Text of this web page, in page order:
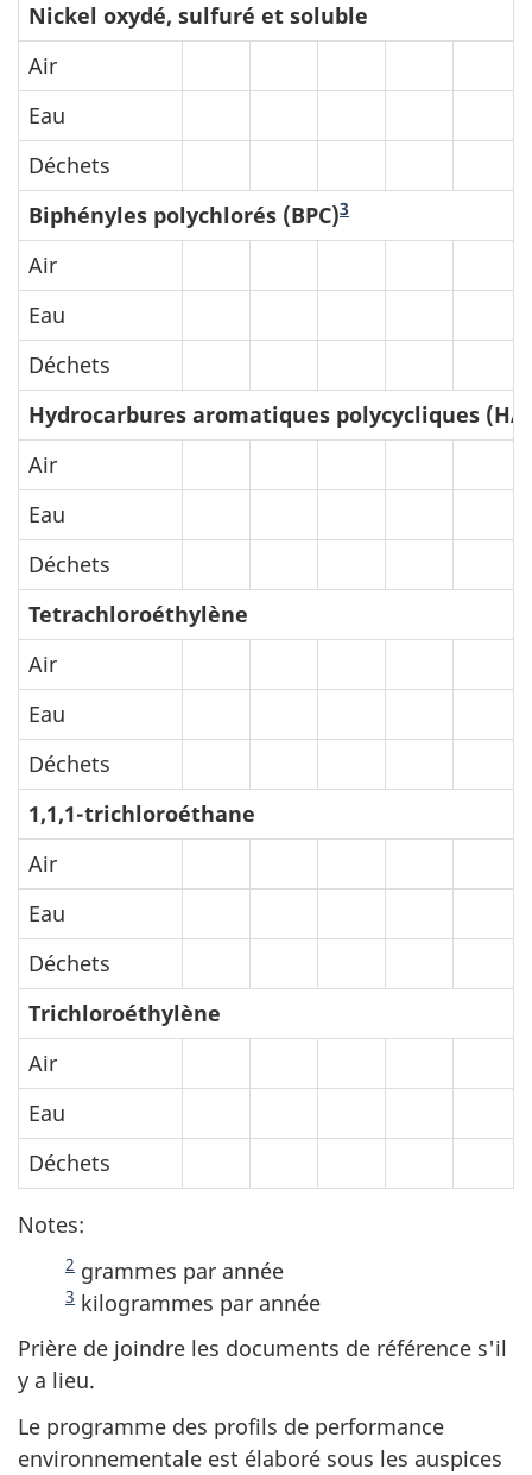
Nickel oxydé, sulfuré et soluble
Air
Eau
Déchets
Biphényles polychlorés (BPC)3
Air
Eau
Déchets
Hydrocarbures aromatiques polycycliques
Air
Eau
Déchets
Tetrachloroéthylène
Air
Eau
Déchets
1,1,1-trichloroéthane
Air
Eau
Déchets
Trichloroéthylène
Air
Eau
Déchets
Notes:
2 grammes par année
3 kilogrammes par année
Prière de joindre les documents de référence s'il
y a lieu.
Le programme des profils de performance
environnementale est élaboré sous les auspices